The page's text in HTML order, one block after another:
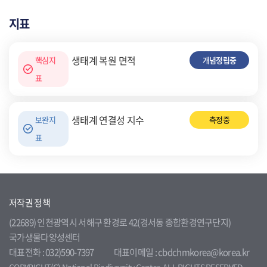
지표
핵심지
표
생태계 복원 면적 개념정립중
보완지
표
생태계 연결성 지수 측정중
저작권 정책
(22689) 인천광역시 서해구 환경로 42(경서동 종합환경연구단지)
국가생물다양성센터
대표전화 : 032)590-7397
대표이메일 : cbdchmkorea@korea.kr